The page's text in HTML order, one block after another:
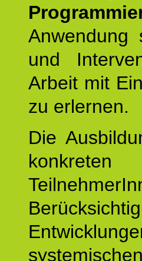
Anwendung
und
Arbeit mit
zu erlernen.
Die